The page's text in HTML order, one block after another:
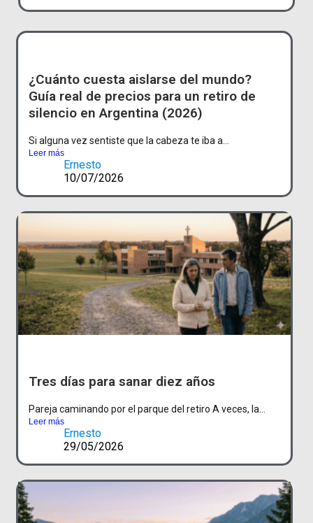
¿Cuánto cuesta aislarse del mundo?
Guía real de precios para un retiro de
silencio en Argentina (2026)
Si alguna vez sentiste que la cabeza te iba a...
Leer más
Ernesto
10/07/2026
Tres días para sanar diez años
Pareja caminando por el parque del retiro A veces, la...
Leer más
Ernesto
29/05/2026